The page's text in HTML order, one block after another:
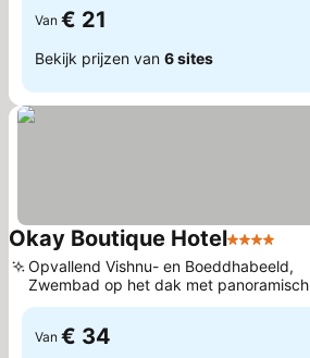
Van € 21
Bekijk prijzen van 6 sites
Okay Boutique Hotel4 Sterren
Opvallend Vishnu- en Boeddhabeeld,
Zwembad op het dak met panoramisch
uitzicht
Van € 34